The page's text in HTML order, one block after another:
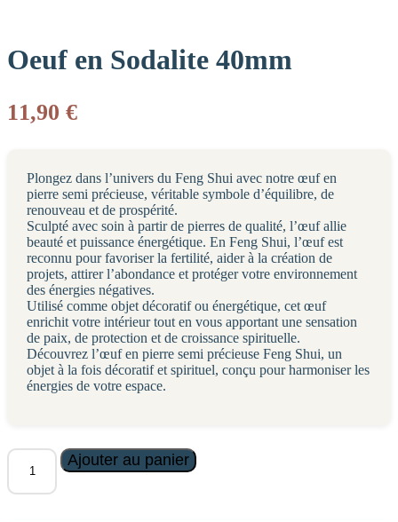
Oeuf en Sodalite 40mm
11,90 €
Plongez dans l’univers du Feng Shui avec notre œuf en
pierre semi précieuse, véritable symbole d’équilibre, de
renouveau et de prospérité.
Sculpté avec soin à partir de pierres de qualité, l’œuf allie
beauté et puissance énergétique. En Feng Shui, l’œuf est
reconnu pour favoriser la fertilité, aider à la création de
projets, attirer l’abondance et protéger votre environnement
des énergies négatives.
Utilisé comme objet décoratif ou énergétique, cet œuf
enrichit votre intérieur tout en vous apportant une sensation
de paix, de protection et de croissance spirituelle.
Découvrez l’œuf en pierre semi précieuse Feng Shui, un
objet à la fois décoratif et spirituel, conçu pour harmoniser les
énergies de votre espace.
quantité
Oeuf
Ajouter au panier